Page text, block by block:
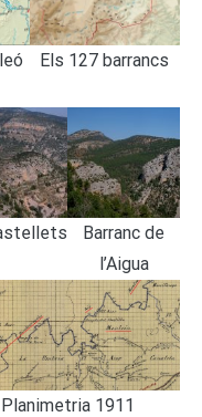
Els 127 barrancs
Barranc de
l’Aigua
Planimetria 1911